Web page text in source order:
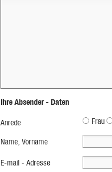
Ihre Absender - Daten
Anrede Frau
Name, Vorname
E-mail - Adresse